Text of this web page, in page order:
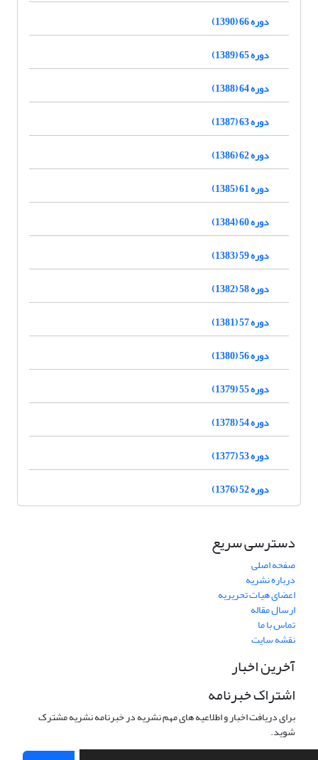
دوره 66 (1390)
دوره 65 (1389)
دوره 64 (1388)
دوره 63 (1387)
دوره 62 (1386)
دوره 61 (1385)
دوره 60 (1384)
دوره 59 (1383)
دوره 58 (1382)
دوره 57 (1381)
دوره 56 (1380)
دوره 55 (1379)
دوره 54 (1378)
دوره 53 (1377)
دوره 52 (1376)
دسترسی سریع
صفحه اصلی
درباره نشریه
اعضای هیات تحریریه
ارسال مقاله
تماس با ما
نقشه سایت
آخرین اخبار
اشتراک خبرنامه
برای دریافت اخبار و اطلاعیه های مهم نشریه در خبرنامه نشریه مشترک
شوید.